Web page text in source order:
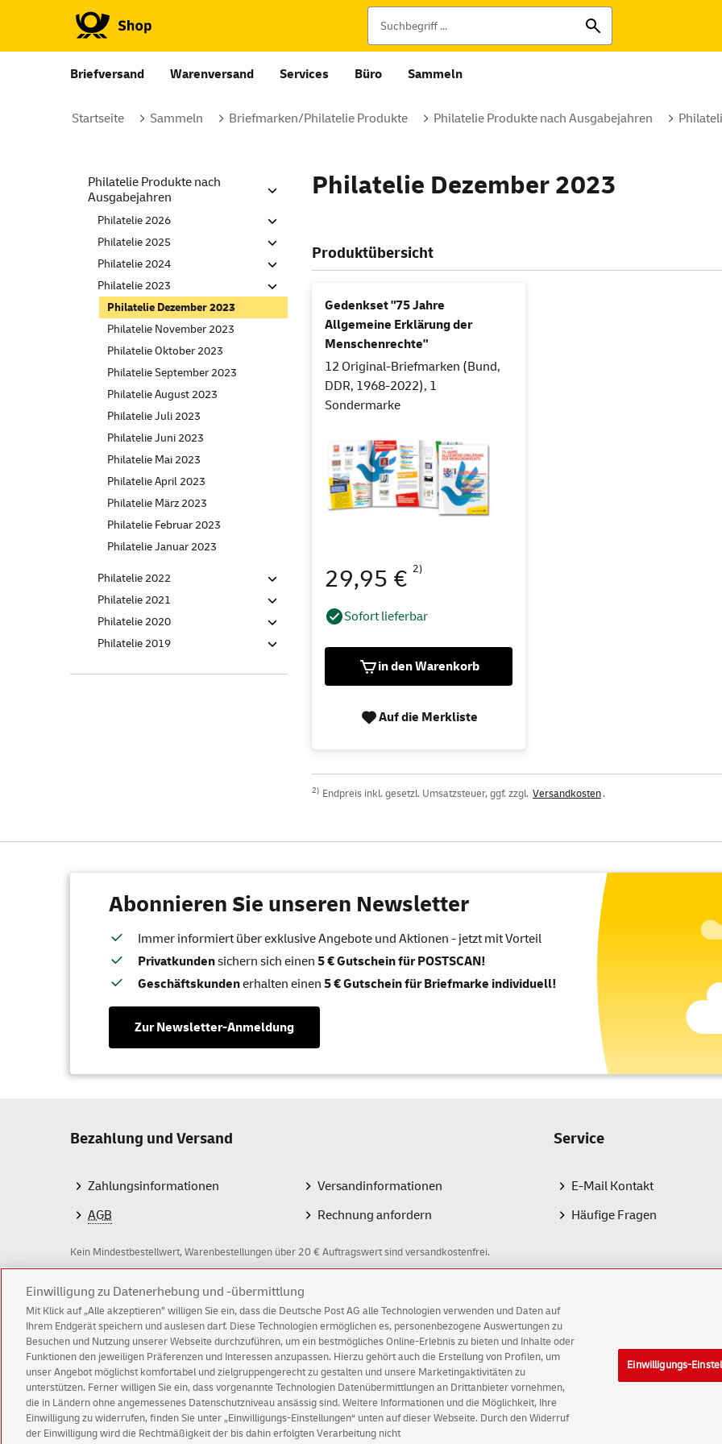
Briefversand Warenversand Services Büro Sammeln
Startseite Sammeln Briefmarken/Philatelie Produkte Philatelie Produkte nach Ausgabejahren
Philatelie Produkte nach
Ausgabejahren
Philatelie 2026
Philatelie 2025
Philatelie 2024
Philatelie 2023
Philatelie Dezember 2023
Philatelie November 2023
Philatelie Oktober 2023
Philatelie September 2023
Philatelie August 2023
Philatelie Juli 2023
Philatelie Juni 2023
Philatelie Mai 2023
Philatelie April 2023
Philatelie März 2023
Philatelie Februar 2023
Philatelie Januar 2023
Philatelie 2022
Philatelie 2021
Philatelie 2020
Philatelie 2019
Philatelie Dezember 2023
Produktübersicht
Gedenkset "75 Jahre
Allgemeine Erklärung der
Menschenrechte"
12 Original-Briefmarken (Bund,
DDR, 1968-2022), 1
Sondermarke
29,95 € 2)
Sofort lieferbar
in den Warenkorb
Auf die Merkliste
2) Endpreis inkl. gesetzl. Umsatzsteuer, ggf. zzgl. Versandkosten.
Abonnieren Sie unseren Newsletter
Immer informiert über exklusive Angebote und Aktionen - jetzt mit Vorteil
Privatkundensichern sich einen 5 € Gutschein für POSTSCAN!
Geschäftskundenerhalten einen 5 € Gutschein für Briefmarke individuell!
Zur Newsletter-Anmeldung
Bezahlung und Versand
Zahlungsinformationen
AGB
Versandinformationen
Rechnung anfordern
Service
E-Mail Kontakt
Häufige Fragen
Kein Mindestbestellwert, Warenbestellungen über 20 € Auftragswert sind versandkostenfrei.
Z
a
h
l
m
e
© Thu Aug 06 23:20:42 CEST 2026 Deutsche Post AG
Impressum
Datenschutz Einwilligungs-Einstellungen Rechtliche Hinweise
Barrierefreiheit
Einwilligung zu Datenerhebung und -übermittlung
Mit Klick auf „Alle akzeptieren” willigen Sie ein, dass die Deutsche Post AG alle Technologien verwenden und Daten auf
Ihrem Endgerät speichern und auslesen darf. Diese Technologien ermöglichen es, personenbezogene Auswertungen zu
Besuchen und Nutzung unserer Webseite durchzuführen, um ein bestmögliches Online-Erlebnis zu bieten und Inhalte oder
Funktionen den jeweiligen Präferenzen und Interessen anzupassen. Hierzu gehört auch die Erstellung von Profilen, um
unser Angebot möglichst komfortabel und zielgruppengerecht zu gestalten und unsere Marketingaktivitäten zu
unterstützen. Ferner willigen Sie ein, dass vorgenannte Technologien Datenübermittlungen an Drittanbieter vornehmen,
die in Ländern ohne angemessenes Datenschutzniveau ansässig sind. Weitere Informationen und die Möglichkeit, Ihre
Einwilligung zu widerrufen, finden Sie unter „Einwilligungs-Einstellungen“ unten auf dieser Webseite. Durch den Widerruf
der Einwilligung wird die Rechtmäßigkeit der bis dahin erfolgten Verarbeitung nicht
Einwilligungs-